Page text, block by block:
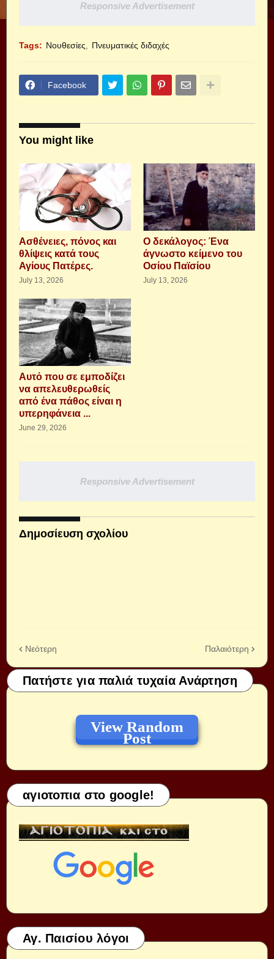
Responsive Advertisement
Tags: Νουθεσίες Πνευματικές διδαχές
Facebook
You might like
Aσθένειες, πόνος και
θλίψεις κατά τους
Αγίους Πατέρες.
July 13, 2026
Ο δεκάλογος: Ένα
άγνωστο κείμενο του
Οσίου Παϊσίου
July 13, 2026
Αυτό που σε εμποδίζει
να απελευθερωθείς
από ένα πάθος είναι η
υπερηφάνεια ...
June 29, 2026
Responsive Advertisement
Δημοσίευση σχολίου
Νεότερη Παλαιότερη
Πατήστε για παλιά τυχαία Ανάρτηση
View Random
Post
αγιοτοπια στο google!
Αγ. Παισίου λόγοι